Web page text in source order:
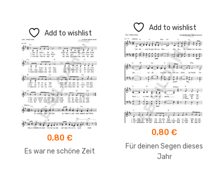
Add to wishlist
0,80 €
Es war ne schöne Zeit
Add to wishlist
0,80 €
Für deinen Segen dieses
Jahr